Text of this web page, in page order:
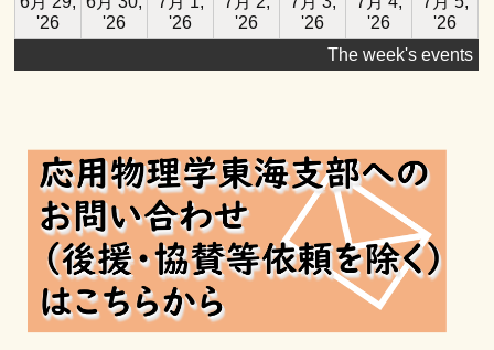
The week's events
'262026
年
'262026
年
'262026
年
'262026
年
'262026
年
7
'262026
年
7
'26
年
7